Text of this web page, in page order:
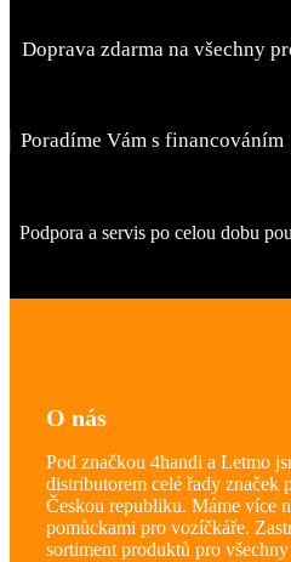
Doprava zdarma na všechny
Poradíme Vám s financováním
Podpora a servis po celou dobu
O nás
Pod značkou 4handi a Letmo
distributorem celé řady značek
Českou republiku. Máme více
pomůckami pro vozíčkáře.
sortiment produktů pro